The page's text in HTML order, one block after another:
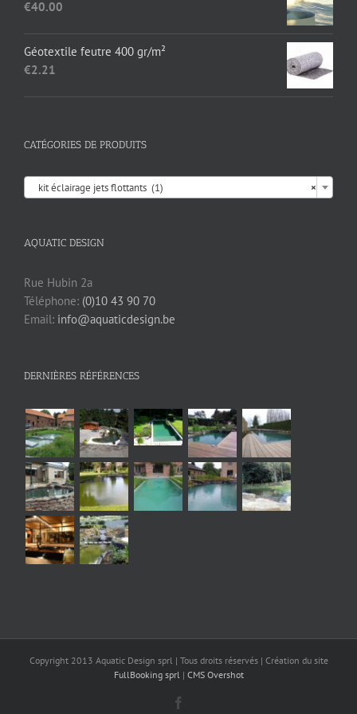
€40.00
Géotextile feutre 400 gr/m²
€2.21
CATÉGORIES DE PRODUITS
×
kit éclairage jets flottants (1)
AQUATIC DESIGN
Rue Hubin 2a
Téléphone: (0)10 43 90 70
Email: info@aquaticdesign.be
DERNIÈRES RÉFÉRENCES
Copyright 2013 Aquatic Design sprl | Tous droits réservés | Création du site
FullBooking sprl | CMS Overshot